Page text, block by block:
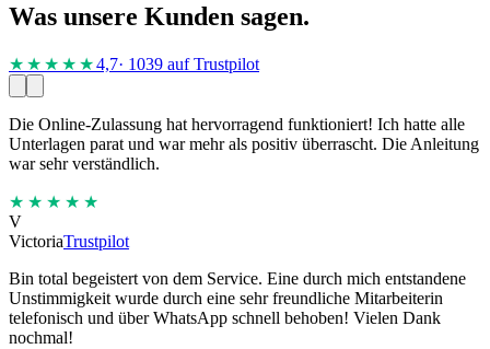
Was unsere Kunden sagen.
★★★★ ★4,7· 1039 auf Trustpilot
Die Online-Zulassung hat hervorragend funktioniert! Ich hatte alle
Unterlagen parat und war mehr als positiv überrascht. Die Anleitung
war sehr verständlich.
★★★★★
V
VictoriaTrustpilot
Bin total begeistert von dem Service. Eine durch mich entstandene
Unstimmigkeit wurde durch eine sehr freundliche Mitarbeiterin
telefonisch und über WhatsApp schnell behoben! Vielen Dank
nochmal!